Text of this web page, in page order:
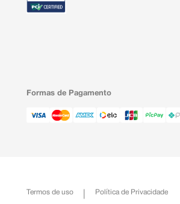
Formas de Pagamento
Termos de uso Política de Privacidade